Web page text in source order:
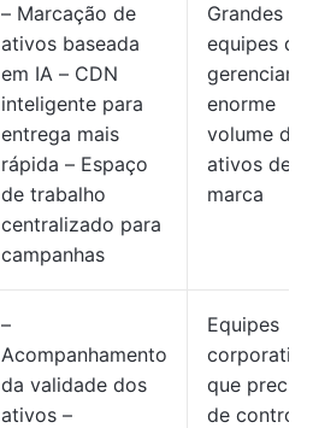
– Marcação de
ativos baseada
em IA – CDN
inteligente para
entrega mais
rápida – Espaço
de trabalho
centralizado para
campanhas
Grandes
equipes
gerenciam
enorme
volume de
ativos de
marca
–
Acompanhamento
da validade dos
ativos –
Equipes
que
de controle